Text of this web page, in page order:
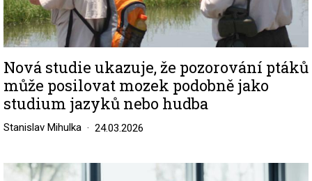
Nová studie ukazuje, že pozorování ptáků
může posilovat mozek podobně jako
studium jazyků nebo hudba
Stanislav Mihulka 24.03.2026
Image